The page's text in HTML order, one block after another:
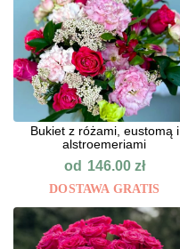
Bukiet z różami, eustomą i
alstroemeriami
od 146.00 zł
DOSTAWA GRATIS